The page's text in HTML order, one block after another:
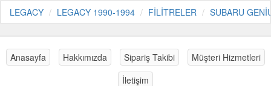
LEGACY LEGACY 1990-1994 FİLİTRELER SUBARU
Anasayfa Hakkımızda Sipariş Takibi
Müşteri Hizmetleri
İletişim